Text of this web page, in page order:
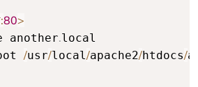
:80>
another
.local
/usr/local/apache2/htdocs/